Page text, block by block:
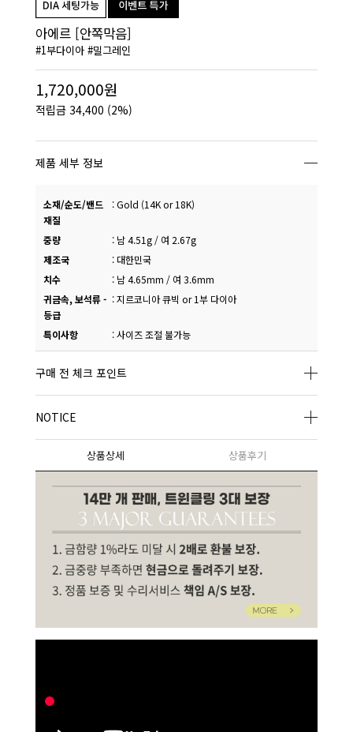
아에르 [안쪽막음]
#1부다이아 #밀그레인
1,720,000원
적립금 34,400 (2%)
제품 세부 정보
소재/순도/밴드
재질
:Gold (14K or 18K)
중량 : 남 4.51g / 여 2.67g
제조국
: 대한민국
치수
: 남 4.65mm / 여 3.6mm
귀금속, 보석류 -
등급
:지르코니아 큐빅 or 1부 다이아
특이사항 :사이즈 조절 불가능
구매 전 체크 포인트
NOTICE
상품상세 상품후기